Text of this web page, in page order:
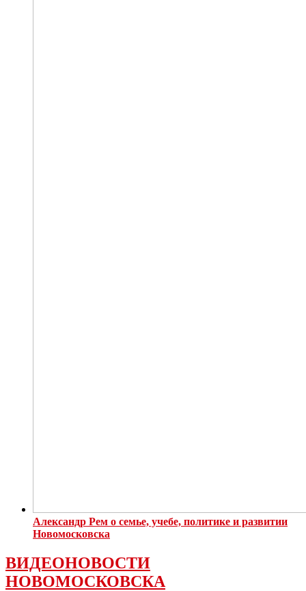
Александр Рем о семье, учебе, политике и развитии
Новомосковска
ВИДЕОНОВОСТИ
НОВОМОСКОВСКА